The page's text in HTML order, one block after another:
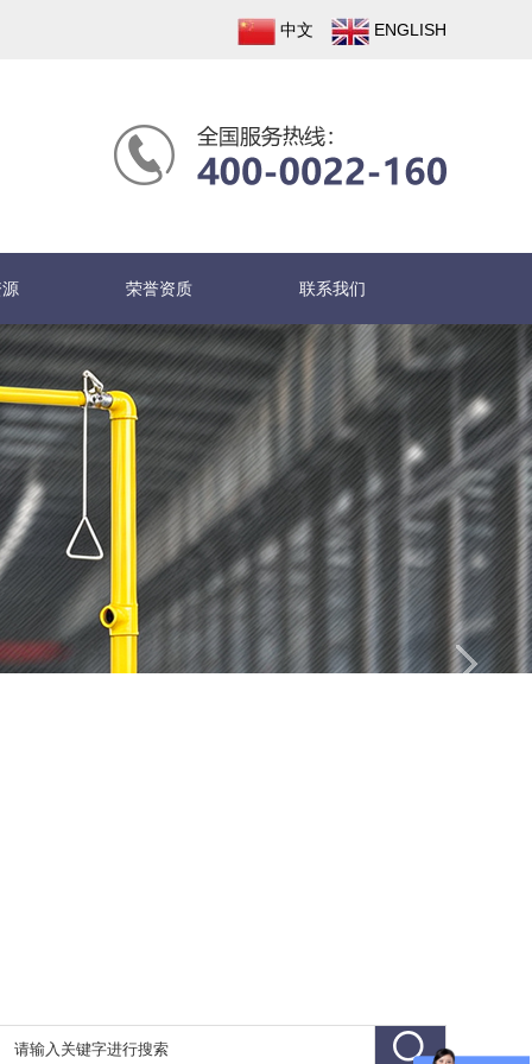
中文 ENGLISH
荣誉资质 联系我们